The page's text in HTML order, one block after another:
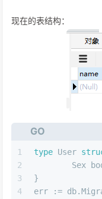
现在的表结构：
GO
1
2
3
4
type User
	Sex
}
err :=